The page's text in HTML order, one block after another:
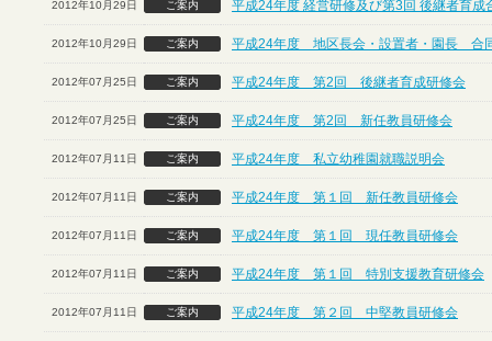
2012年10月29日 ご案内 平成24年度 経営研修及び第3回 後継者育成
2012年10月29日 ご案内 平成24年度 地区長会・設置者・園長 合
2012年07月25日 ご案内 平成24年度 第2回 後継者育成研修会
2012年07月25日 ご案内 平成24年度 第2回 新任教員研修会
2012年07月11日 ご案内 平成24年度 私立幼稚園就職説明会
2012年07月11日 ご案内 平成24年度 第１回 新任教員研修会
2012年07月11日 ご案内 平成24年度 第１回 現任教員研修会
2012年07月11日 ご案内 平成24年度 第１回 特別支援教育研修会
2012年07月11日 ご案内 平成24年度 第２回 中堅教員研修会